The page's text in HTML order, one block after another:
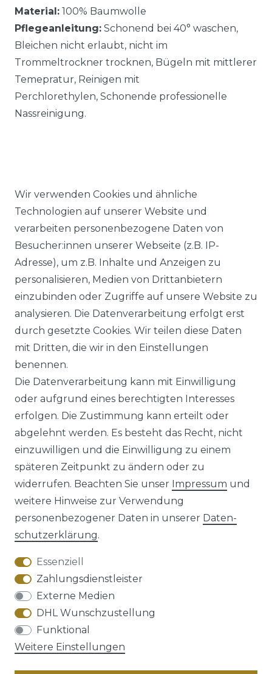
Material: 100% Baumwolle
Pflegeanleitung: Schonend bei 40° waschen,
Bleichen nicht erlaubt, nicht im
Trommeltrockner trocknen, Bügeln mit mittlerer
Temepratur, Reinigen mit
Perchlorethylen, Schonende professionelle
Nassreinigung.
Ähnlicher Artikel
Casa Moda - Comfort Fit -
Herren Hemd mit extra
kürzerem Arm (58cm),
(006058)
UVP 54,99 €
ab 52,99 € *
Impressum Daten­schutz­erklärung
AGB Barrierefreiheitserklärung
Widerrufs­recht
Wir verwenden Cookies und ähnliche
Technologien auf unserer Website und
verarbeiten personenbezogene Daten von
Besucher:innen unserer Webseite (z.B. IP-
Adresse), um z.B. Inhalte und Anzeigen zu
personalisieren, Medien von Drittanbietern
einzubinden oder Zugriffe auf unsere Website zu
analysieren. Die Datenverarbeitung erfolgt erst
durch gesetzte Cookies. Wir teilen diese Daten
mit Dritten, die wir in den Einstellungen
benennen.
Die Datenverarbeitung kann mit Einwilligung
oder aufgrund eines berechtigten Interesses
erfolgen. Die Zustimmung kann erteilt oder
abgelehnt werden. Es besteht das Recht, nicht
einzuwilligen und die Einwilligung zu einem
späteren Zeitpunkt zu ändern oder zu
widerrufen. Beachten Sie unser Impressum und
weitere Hinweise zur Verwendung
personenbezogener Daten in unserer Daten­
schutz­erklärung.
Essenziell
Zahlungsdienstleister
Externe Medien
DHL Wunschzustellung
Funktional
Weitere Einstellungen